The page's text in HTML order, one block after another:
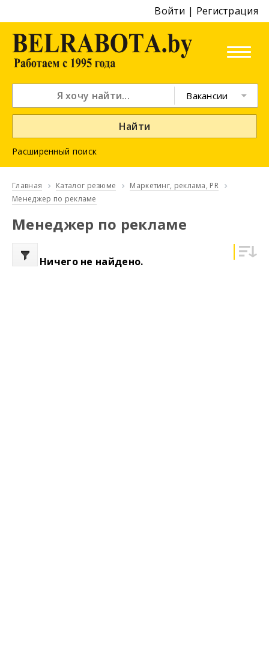
Войти | Регистрация
Вакансии
Найти
Расширенный поиск
Главная Каталог резюме
Маркетинг, реклама, PR
Менеджер по рекламе
Менеджер по рекламе
Ничего не найдено.